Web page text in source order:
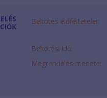
Bekötés előfeltételei:
Bekötési idő:
Megrendelés menete: